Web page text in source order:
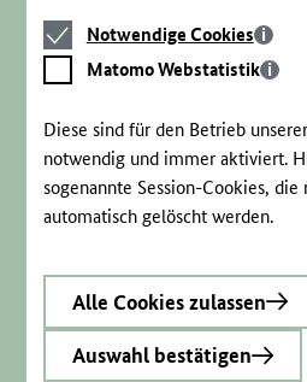
Notwendige
Cookies
Notwendige Cookies
Matomo
Webstatistik
Matomo Webstatistik
Diese sind für den Betrieb
notwendig und immer aktiviert.
sogenannte Session-Cookies, die
automatisch gelöscht werden.
Alle Cookies zulassen
Auswahl bestätigen